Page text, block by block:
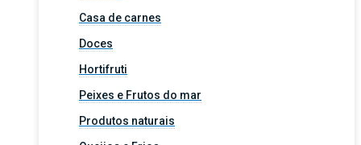
Casa de carnes
Doces
Hortifruti
Peixes e Frutos do mar
Produtos naturais